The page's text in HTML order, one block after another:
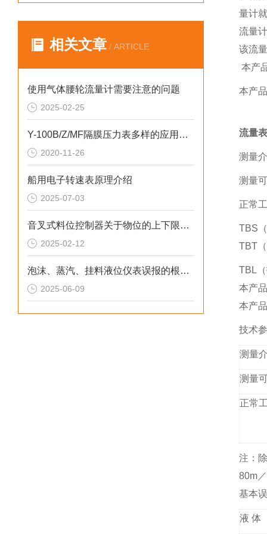
相关文章 / ARTICLE
使用气体腰轮流量计需要注意的问题
2025-02-25
Y-100B/Z/MF隔膜压力表多样的应用可能性和要注意的一些地方
2020-11-26
船用电子转速表原理介绍
2025-07-03
音叉式料位控制器关于物位的上下限控制
2025-02-12
泡沫、蒸汽、挂料液位仪表误报的根源解析与解决方案
2025-06-09
量计
流量
该流
本产
本产
流量
测量
测量
正常
TBS
TBT
TBL
本产
本产
技术
测量
测量
正常
注：
80m
基本
液 体